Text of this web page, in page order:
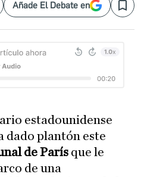
Añade El Debate en Save
estadounidense
dado plantón este
de París que le
de una